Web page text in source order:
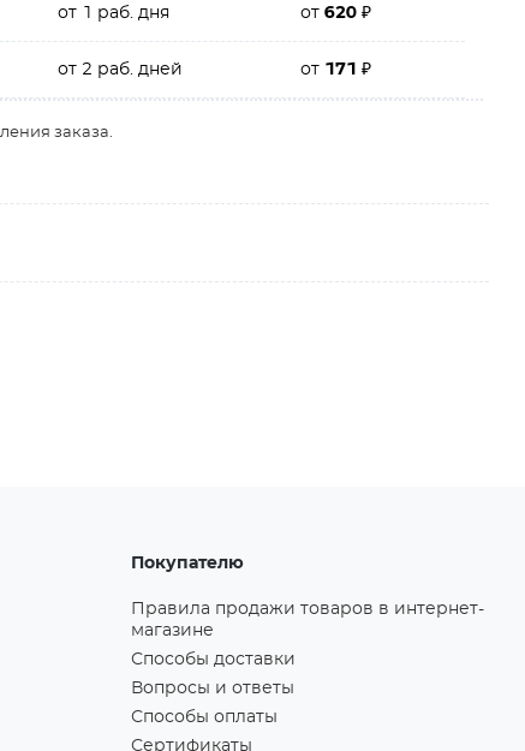
от 1 раб. дня от620₽
от 2 раб. дней от 171₽
заказа.
Покупателю
Правила продажи товаров в интернет-
магазине
Способы доставки
Вопросы и ответы
Способы оплаты
Сертификаты